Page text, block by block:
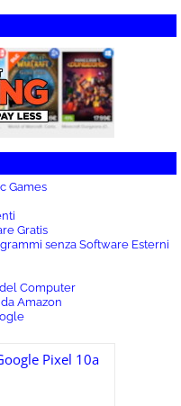
Games
Gratis
senza Software Esterni
Computer
Amazon
Pixel 10a